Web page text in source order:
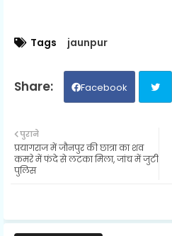
Tags jaunpur
Facebook
ter
पुराने
प्रयागराज में जौनपुर की छात्रा का शव
कमरे में फंदे से लटका मिला, जांच में जुटी
पुलिस